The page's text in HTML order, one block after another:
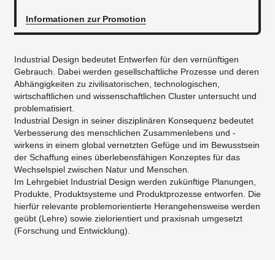
Informationen zur Promotion
Industrial Design bedeutet Entwerfen für den vernünftigen
Gebrauch. Dabei werden gesellschaftliche Prozesse und deren
Abhängigkeiten zu zivilisatorischen, technologischen,
wirtschaftlichen und wissenschaftlichen Cluster untersucht und
problematisiert.
Industrial Design in seiner disziplinären Konsequenz bedeutet
Verbesserung des menschlichen Zusammenlebens und -
wirkens in einem global vernetzten Gefüge und im Bewusstsein
der Schaffung eines überlebensfähigen Konzeptes für das
Wechselspiel zwischen Natur und Menschen.
Im Lehrgebiet Industrial Design werden zukünftige Planungen,
Produkte, Produktsysteme und Produktprozesse entworfen. Die
hierfür relevante problemorientierte Herangehensweise werden
geübt (Lehre) sowie zielorientiert und praxisnah umgesetzt
(Forschung und Entwicklung).